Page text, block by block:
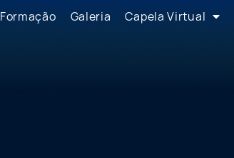
Formação Galeria Capela Virtual